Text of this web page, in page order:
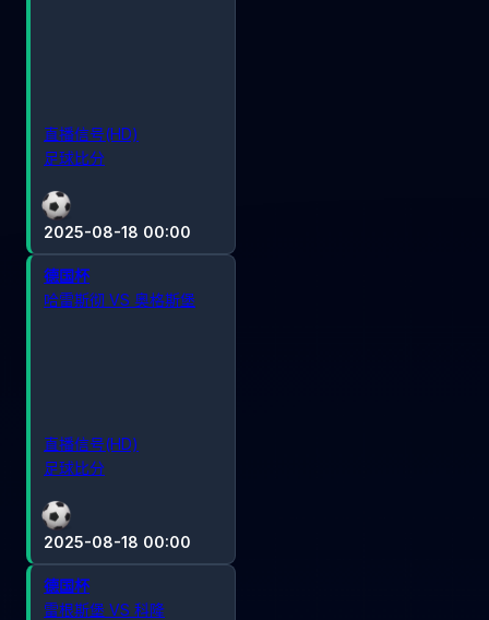
2025-08-18 00:00
直播信号(HD)
足球比分
2025-08-18 00:00
德国杯
哈雷斯彻 VS 奥格斯堡
直播信号(HD)
足球比分
德国杯
雷根斯堡 VS 科隆